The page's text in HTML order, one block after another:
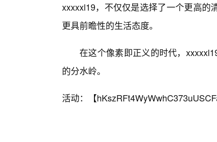
xxxxxl19，不仅仅是选择了一个更高的
更具前瞻性的生活态度。
在这个像素即正义的时代，
的分水岭。
活动：【